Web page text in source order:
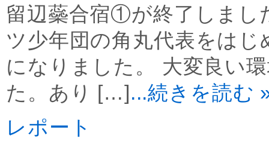
留辺蘂合宿①が終了しまし
ツ少年団の角丸代表をは
になりました。 大変良い
た。あり […] ...続きを読む
レポート